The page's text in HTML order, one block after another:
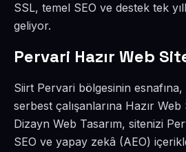
SSL, temel SEO ve destek tek
geliyor.
Pervari Hazır Web
Siirt Pervari bölgesinin esnafına,
serbest çalışanlarına Hazır
Dizayn Web Tasarım, sitenizi
SEO ve yapay zekâ (AEO)